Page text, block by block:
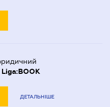
Liga:BOOK
ДЕТАЛЬНІШЕ